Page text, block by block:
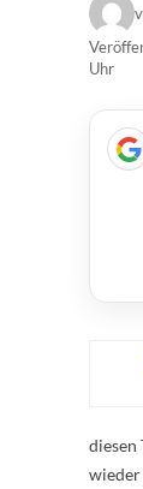
Uhr
diesen
wieder